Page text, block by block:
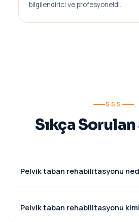
bilgilendirici ve profesyoneldi.
SSS
Sıkça
Pelvik taban rehabilitasyonu
kasların değerlendirilmesi ve
Pelvik taban rehabilitasyonu